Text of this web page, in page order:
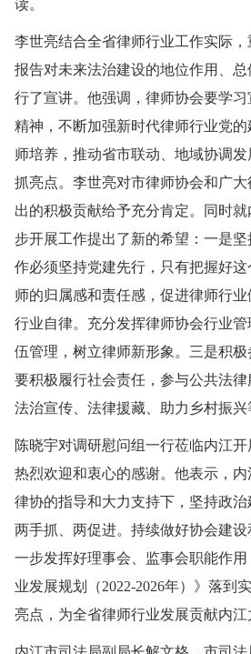
读。
李世亮结合全省律师行业工作实际
报告对未来法治建设的地位作用、
行了宣讲。他强调，律师协会要学
精神，不断加强新时代律师行业党
师培养，推动省市联动、地域协调发
抓亮点。李世亮对市律师协会和广
出的积极贡献给予充分肯定。同时
步开展工作提出了新的希望：一是
作必须坚持党建先行，只有把握好
师的归属感和责任感，促进律师行
行业自律。充分发挥律师协会行业
伍管理，树立律师新形象。三是积
要积极履行社会责任，参与公共法
法治宣传、法律援藏、助力乡村振兴
陈晓宇对调研慰问组一行莅临内江
热烈欢迎和衷心的感谢。他表示，
律协的指导和大力支持下，坚持政
两手抓、两促进。持续做好协会建
一步发挥好理事会、监事会职能作
业发展规划（2022-2026年）》落到
亮点，为全省律师行业发展贡献内江